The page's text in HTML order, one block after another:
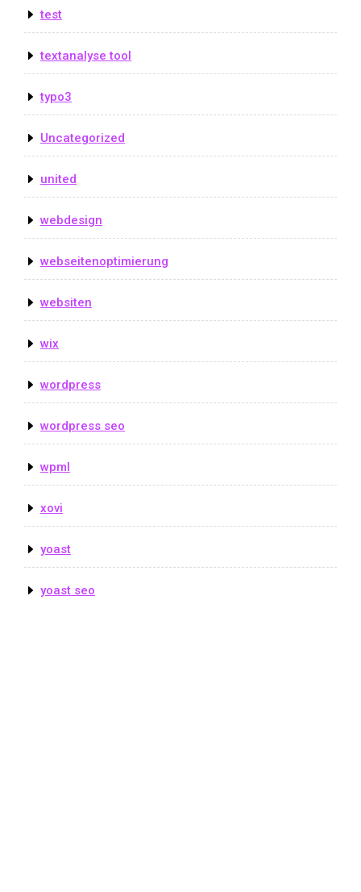
test
textanalyse tool
typo3
Uncategorized
united
webdesign
webseitenoptimierung
websiten
wix
wordpress
wordpress seo
wpml
xovi
yoast
yoast seo